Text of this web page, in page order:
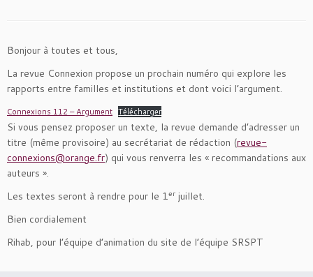
Bonjour à toutes et tous,
La revue Connexion propose un prochain numéro qui explore les
rapports entre familles et institutions et dont voici l’argument.
Connexions 112 – Argument Télécharger
Si vous pensez proposer un texte, la revue demande d’adresser un
titre (même provisoire) au secrétariat de rédaction (revue-
connexions@orange.fr) qui vous renverra les « recommandations aux
auteurs ».
Les textes seront à rendre pour le 1er juillet.
Bien cordialement
Rihab, pour l’équipe d’animation du site de l’équipe SRSPT